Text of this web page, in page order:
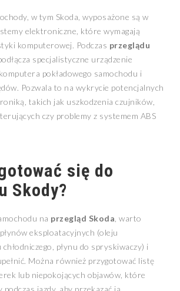
w tym Skoda, wyposażone są w
elektroniczne, które wymagają
komputerowej. Podczas przeglądu
specjalistyczne urządzenie
pokładowego samochodu i
Pozwala to na wykrycie potencjalnych
takich jak uszkodzenia czujników,
czy problemy z systemem ABS
się do
Skody?
na przegląd Skoda , warto
eksploatacyjnych (oleju
płynu do spryskiwaczy) i
Można również przygotować listę
lub niepokojących objawów, które